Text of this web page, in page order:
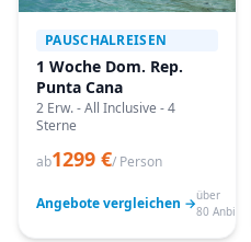
PAUSCHALREISEN
1 Woche Dom. Rep.
Punta Cana
2 Erw. - All Inclusive - 4
Sterne
ab1299 €/ Person
Angebote vergleichen →über
80 Anbieter